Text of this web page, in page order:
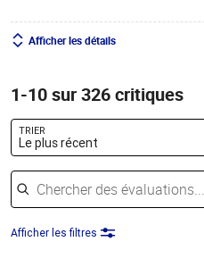
Afficher les détails
1-10 sur 326 critiques
TRIER
Le plus récent
Chercher des évaluations
Afficher les filtres